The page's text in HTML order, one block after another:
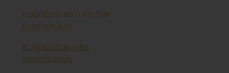
Корпоратив пластик
карточкаси
Корреспондент
ҳисобварақ